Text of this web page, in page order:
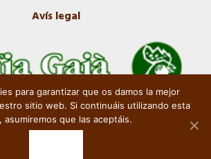
Avís legal
para garantizar que os damos la mejor
sitio web. Si continuáis utilizando esta
asumiremos que las aceptáis.